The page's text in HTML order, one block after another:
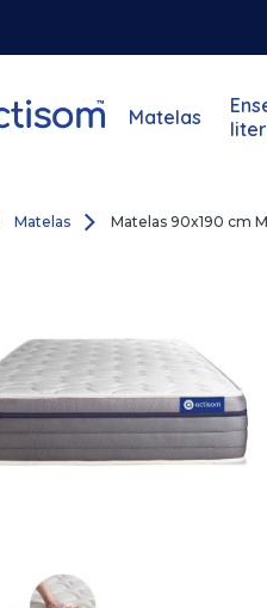
Matelas
Matelas Matelas 90x190 cm